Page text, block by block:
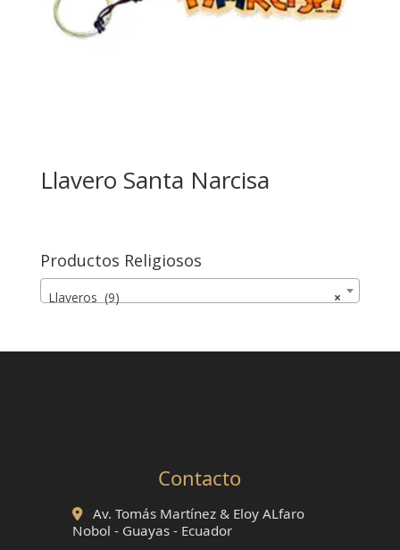
Llavero Santa Narcisa
Productos Religiosos
×
Llaveros (9)
Contacto
Av. Tomás Martínez & Eloy ALfaro
Nobol - Guayas - Ecuador